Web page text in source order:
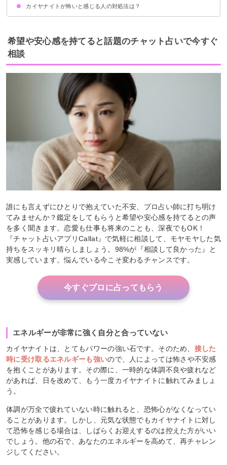
エネルギーが非常に強く自分と合っていない
自分の波動が低い
負のエネルギーを抱えすぎている
変化が怖い
カイヤナイトが怖いと感じる人の対処法は？
最初は着用時間は短くして徐々に慣らす
定期的に浄化する
穏やかなエネルギーの石と組み合わせる
希望や安心感を持てると話題のチャット占いで今すぐ
相談
誰にも言えずにひとりで抱えていた不安、プロ占い師に打ち明け
てみませんか？鑑定をしてもらうと希望や安心感を持てるとの声
を多く聞きます。恋愛も仕事も将来のことも、深夜でもOK！
『チャット占いアプリCallat』で気軽に相談して、モヤモヤした気
持ちをスッキリ晴らしましょう。98%が『相談して良かった』と
実感しています。悩んでいる今こそ変わるチャンスです。
今すぐプロに占ってもらう
エネルギーが非常に強く自分と合っていない
カイヤナイトは、とてもパワーの強い石です。そのため、 接した
時に受け取るエネルギーも強いので、人によっては怖さや不安感
を抱くことがあります。その際に、一時的な体調不良や疲れなど
があれば、日を改めて、もう一度カイヤナイトに触れてみましょ
う。
体調が万全で疲れていない時に触れると、恐怖心がなくなってい
ることがあります。しかし、元気な状態でもカイヤナイトに対し
て恐怖を感じる場合は、しばらくお迎えするのは控えた方がいい
でしょう。他の石で、あなたのエネルギーを高めて、再チャレン
ジしてください。